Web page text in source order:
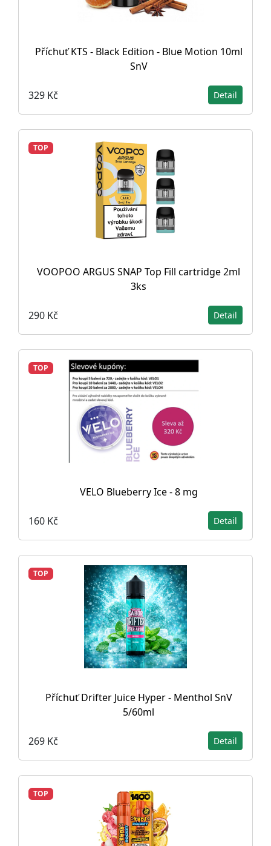
Příchuť KTS - Black Edition - Blue Motion 10ml
SnV
329 Kč Detail
TOP
VOOPOO ARGUS SNAP Top Fill cartridge 2ml
3ks
290 Kč Detail
TOP
VELO Blueberry Ice - 8 mg
160 Kč Detail
TOP
Příchuť Drifter Juice Hyper - Menthol SnV
5/60ml
269 Kč Detail
TOP